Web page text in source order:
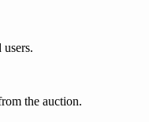
the auction.